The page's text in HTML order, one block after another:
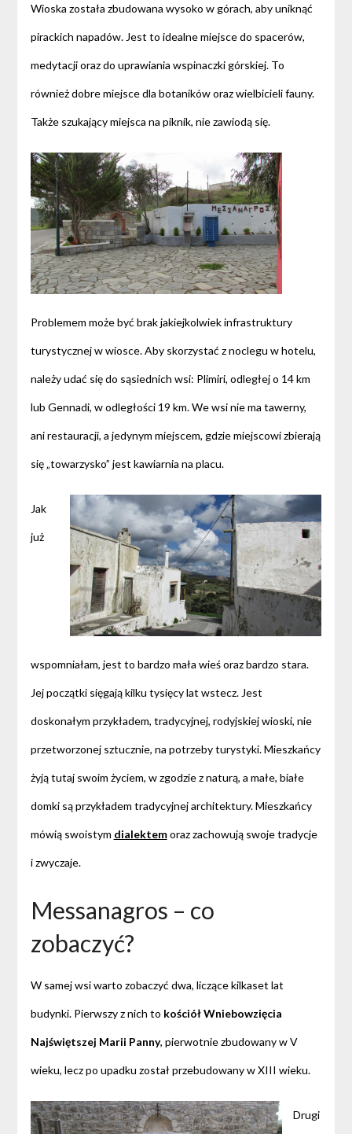
Wioska została zbudowana wysoko w górach, aby uniknąć
pirackich napadów. Jest to idealne miejsce do spacerów,
medytacji oraz do uprawiania wspinaczki górskiej. To
również dobre miejsce dla botaników oraz wielbicieli fauny.
Także szukający miejsca na piknik, nie zawiodą się.
Problemem może być brak jakiejkolwiek infrastruktury
turystycznej w wiosce. Aby skorzystać z noclegu w hotelu,
należy udać się do sąsiednich wsi: Plimiri, odległej o 14 km
lub Gennadi, w odległości 19 km. We wsi nie ma tawerny,
ani restauracji, a jedynym miejscem, gdzie miejscowi zbierają
się „towarzysko” jest kawiarnia na placu.
Jak
już
wspomniałam, jest to bardzo mała wieś oraz bardzo stara.
Jej początki sięgają kilku tysięcy lat wstecz. Jest
doskonałym przykładem, tradycyjnej, rodyjskiej wioski, nie
przetworzonej sztucznie, na potrzeby turystyki. Mieszkańcy
żyją tutaj swoim życiem, w zgodzie z naturą, a małe, białe
domki są przykładem tradycyjnej architektury. Mieszkańcy
mówią swoistym dialektemoraz zachowują swoje tradycje
i zwyczaje.
Messanagros – co
zobaczyć?
W samej wsi warto zobaczyć dwa, liczące kilkaset lat
budynki. Pierwszy z nich to kościół Wniebowzięcia
Najświętszej Marii Panny, pierwotnie zbudowany w V
wieku, lecz po upadku został przebudowany w XIII wieku.
Drugi